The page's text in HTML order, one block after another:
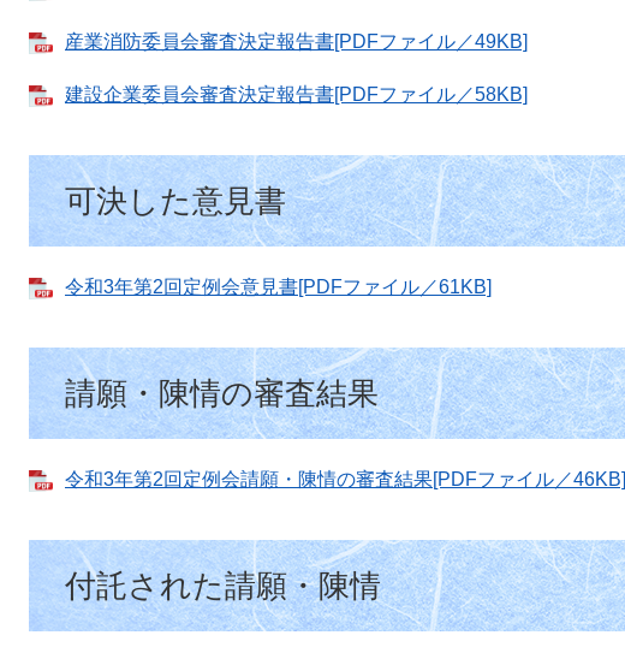
産業消防委員会審査決定報告書[PDFファイル／49KB]
建設企業委員会審査決定報告書[PDFファイル／58KB]
可決した意見書
令和3年第2回定例会意見書[PDFファイル／61KB]
請願・陳情の審査結果
令和3年第2回定例会請願・陳情の審査結果[PDFファイル／46KB]
付託された請願・陳情